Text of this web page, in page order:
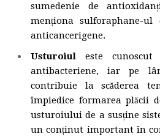
sumedenie de
menționa sulforaphane-
anticancerigene.
Usturoiuleste
antibacteriene, iar pe
contribuie la scăderea
împiedice formarea plăcii
usturoiului de a susține
un conținut important în